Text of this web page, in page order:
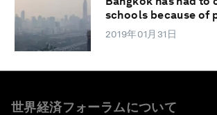
schools because of
2019年01月31日
世界経済フォーラムについて